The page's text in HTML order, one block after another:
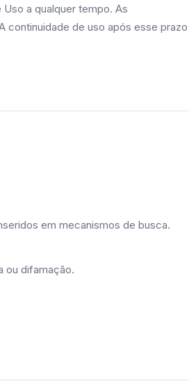
a qualquer tempo. As
continuidade de uso após esse prazo
em mecanismos de busca.
ou difamação.